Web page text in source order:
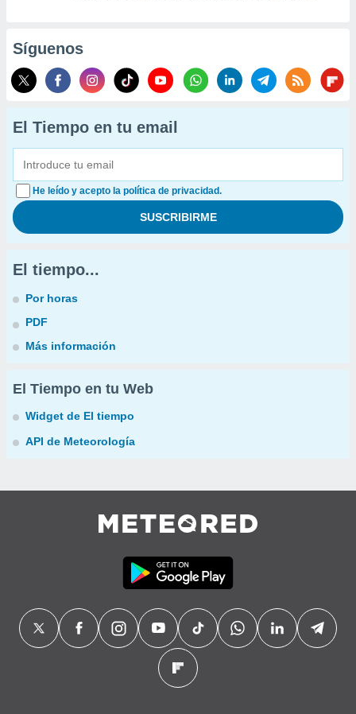
Síguenos
El Tiempo en tu email
He leído y acepto la política de privacidad.
El tiempo...
Por horas
PDF
Más información
El Tiempo en tu Web
Widget de El tiempo
API de Meteorología